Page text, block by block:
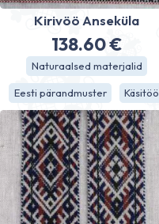
Kirivöö Anseküla
138.60€
Naturaalsed materjalid
Eesti pärandmuster Käsitöö